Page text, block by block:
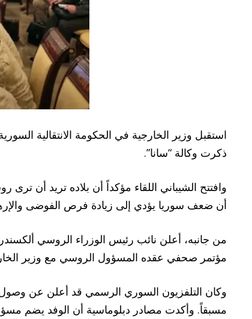
استقبل وزير الخارجية في الحكومة الانتقالية
ذكرت وكالة “سانا”.
وافتتح الشيباني اللقاء مؤكداً أن بلاده تريد أن
أن ضعف سوريا يؤدي إلى زيادة فرص الفوضى
من جانبه، أعلن نائب رئيس الوزراء الروسي
مؤتمر صحفي عقده المسؤول الروسي مع وزير
وكان التلفزيون السوري الرسمي قد أعلن عن
مسبقاً. وأكدت مصادر دبلوماسية أن الوفد يضم